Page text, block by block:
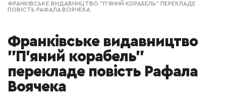
ФРАНКІВСЬКЕ ВИДАВНИЦТВО "П'ЯНИЙ КОРАБЕЛЬ" ПЕРЕКЛАДЕ
ПОВІСТЬ РАФАЛА ВОЯЧЕКА
Франківське видавництво
"П'яний корабель"
перекладе повість Рафала
Воячека